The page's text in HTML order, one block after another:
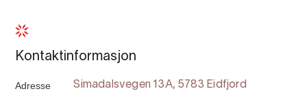
Kontaktinformasjon
Adresse Simadalsvegen 13A, 5783 Eidfjord